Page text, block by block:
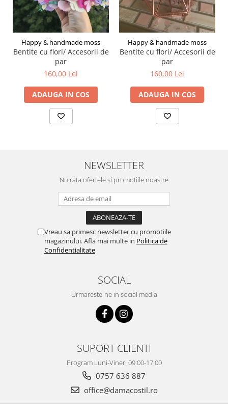
Happy & handmade moss
Bentite cu flori/ Accesorii de
par
160,00 Lei
ADAUGA IN COS
Happy & handmade moss
Bentite cu flori/ Accesorii de
par
160,00 Lei
ADAUGA IN COS
NEWSLETTER
Nu rata ofertele si promotiile noastre
Vreau sa primesc newsletter cu promotiile
magazinului. Afla mai multe in Politica de
Confidentialitate
SOCIAL
Urmareste-ne in social media
SUPORT CLIENTI
Program Luni-Vineri 09:00-17:00
0757 636 887
office@damacostil.ro